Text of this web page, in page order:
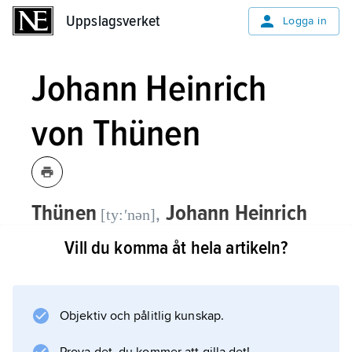
Uppslagsverket Logga in
Johann Heinrich
von Thünen
Thünen [ty:ʹnən], Johann Heinrich
von,1783–1850, tysk national- och
Der isolierte Staat in Beziehung auf
Landwirtschaft und Nationalökonomie
Vill du komma åt hela artikeln?
Objektiv och pålitlig kunskap.